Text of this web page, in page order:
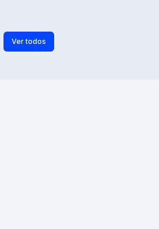
Ver todos